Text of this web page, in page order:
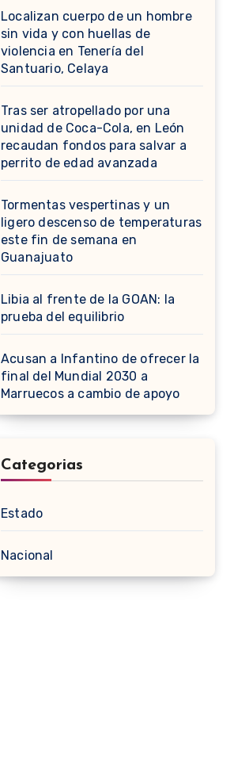
Localizan cuerpo de un hombre
sin vida y con huellas de
violencia en Tenería del
Santuario, Celaya
Tras ser atropellado por una
unidad de Coca-Cola, en León
recaudan fondos para salvar a
perrito de edad avanzada
Tormentas vespertinas y un
ligero descenso de temperaturas
este fin de semana en
Guanajuato
Libia al frente de la GOAN: la
prueba del equilibrio
Acusan a Infantino de ofrecer la
final del Mundial 2030 a
Marruecos a cambio de apoyo
Categorias
Estado
Nacional